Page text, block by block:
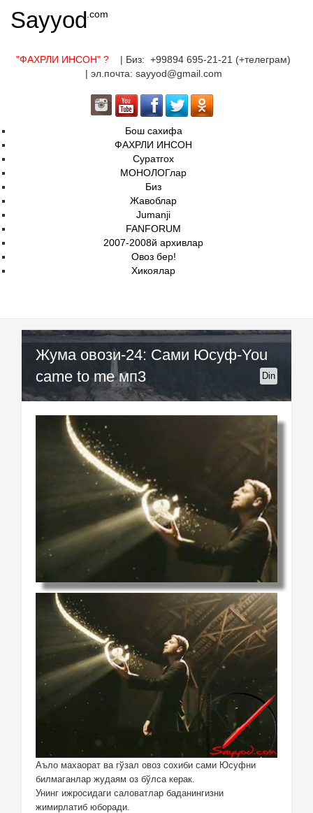
Sayyod .com
"ФАХРЛИ ИНСОН" ?
| Биз: +99894 695-21-21 (+телеграм)
| эл.почта: sayyod@gmail.com
Бош сахифа
ФАХРЛИ ИНСОН
Суратгох
МОНОЛОГлар
Биз
Жавоблар
Jumanji
FANFORUM
2007-2008й архивлар
Овоз бер!
Хикоялар
Жума овози-24: Сами Юсуф-You
came to me мп3
Din
Аъло махаорат ва гўзал овоз сохиби сами Юсуфни
билмаганлар жудаям оз бўлса керак.
Унинг ижросидаги саловатлар баданингизни
жимирлатиб юборади.